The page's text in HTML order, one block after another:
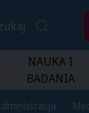
NAUKA I
BADANIA